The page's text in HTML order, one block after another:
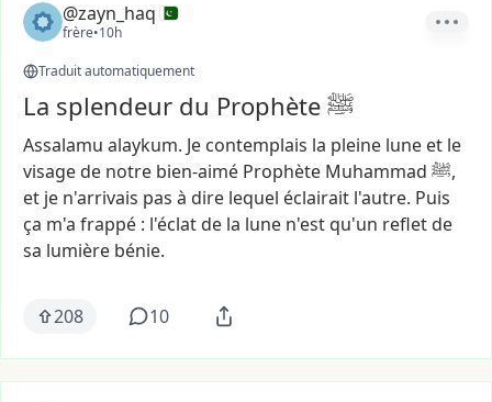
@zayn_haq
frère•10h
Traduit automatiquement
La splendeur du Prophète ﷺ
Assalamu alaykum. Je contemplais la pleine lune et le
visage de notre bien-aimé Prophète Muhammad
ﷺ,
et je n'arrivais pas à dire lequel éclairait l'autre. Puis
ça m'a frappé : l'éclat de la lune n'est qu'un reflet de
sa lumière bénie.
208 10